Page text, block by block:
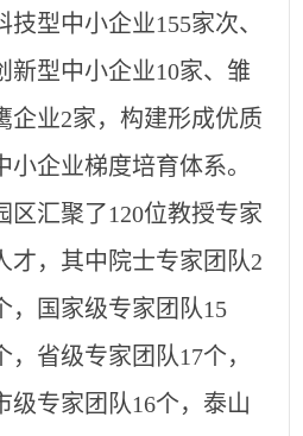
技型中小企业155家次、
新型中小企业10家、雏
企业2家，构建形成优质
小企业梯度培育体系。
区汇聚了120位教授专家
才，其中院士专家团队2
，国家级专家团队15
，省级专家团队17个，
级专家团队16个，泰山